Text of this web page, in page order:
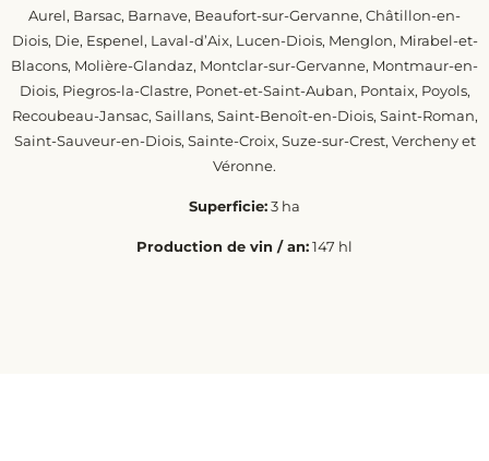
Aurel, Barsac, Barnave, Beaufort-sur-Gervanne, Châtillon-en-
Diois, Die, Espenel, Laval-d’Aix, Lucen-Diois, Menglon, Mirabel-et-
Blacons, Molière-Glandaz, Montclar-sur-Gervanne, Montmaur-en-
Diois, Piegros-la-Clastre, Ponet-et-Saint-Auban, Pontaix, Poyols,
Recoubeau-Jansac, Saillans, Saint-Benoît-en-Diois, Saint-Roman,
Saint-Sauveur-en-Diois, Sainte-Croix, Suze-sur-Crest, Vercheny et
Véronne.
Superficie:3 ha
Production de vin / an:147 hl